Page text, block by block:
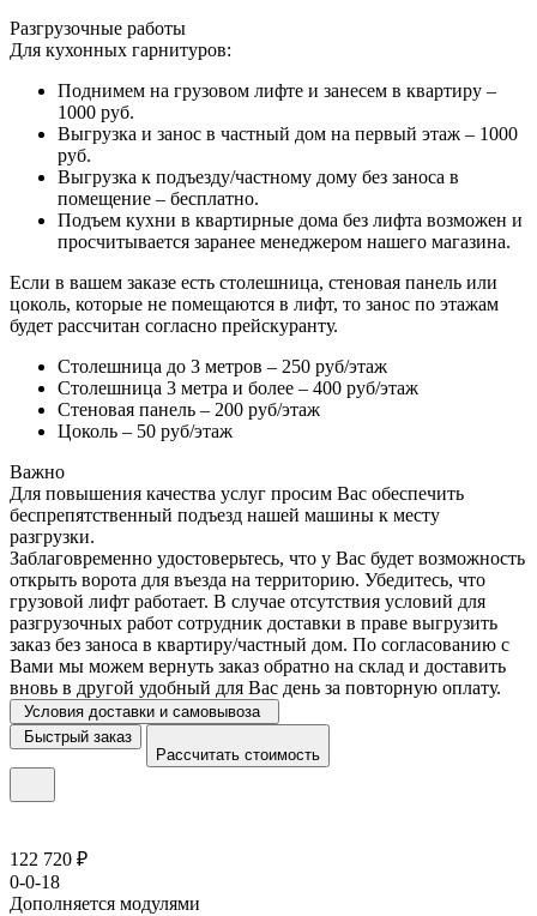
Разгрузочные работы
Для кухонных гарнитуров:
Поднимем на грузовом лифте и занесем в квартиру –
1000 руб.
Выгрузка и занос в частный дом на первый этаж – 1000
руб.
Выгрузка к подъезду/частному дому без заноса в
помещение – бесплатно.
Подъем кухни в квартирные дома без лифта возможен и
просчитывается заранее менеджером нашего магазина.
Если в вашем заказе есть столешница, стеновая панель или
цоколь, которые не помещаются в лифт, то занос по этажам
будет рассчитан согласно прейскуранту.
Столешница до 3 метров – 250 руб/этаж
Столешница 3 метра и более – 400 руб/этаж
Стеновая панель – 200 руб/этаж
Цоколь – 50 руб/этаж
Важно
Для повышения качества услуг просим Вас обеспечить
беспрепятственный подъезд нашей машины к месту
разгрузки.
Заблаговременно удостоверьтесь, что у Вас будет возможность
открыть ворота для въезда на территорию. Убедитесь, что
грузовой лифт работает. В случае отсутствия условий для
разгрузочных работ сотрудник доставки в праве выгрузить
заказ без заноса в квартиру/частный дом. По согласованию с
Вами мы можем вернуть заказ обратно на склад и доставить
вновь в другой удобный для Вас день за повторную оплату.
Условия доставки и самовывоза
Быстрый заказ
Рассчитать стоимость
122 720 ₽
0-0-18
Дополняется модулями